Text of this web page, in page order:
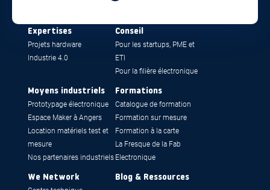
Expertises
Projets hardware
Industrie 4.0
Conseil
Pour les startups, PME et
ETI
Pour la filière électronique
Moyens industriels
Prototypage électronique
Espace Maker à Angers
Location matériels test et
mesure
Nos partenaires industriels
Formations
Catalogue de formation
Formation sur mesure
Formation à la carte
La Fresque de la Fab
Electronique
We Network Blog & Ressources